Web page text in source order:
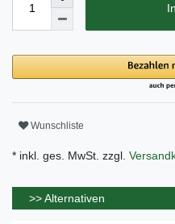
Wunschliste
* inkl. ges. MwSt. zzgl.
>> Alternativen